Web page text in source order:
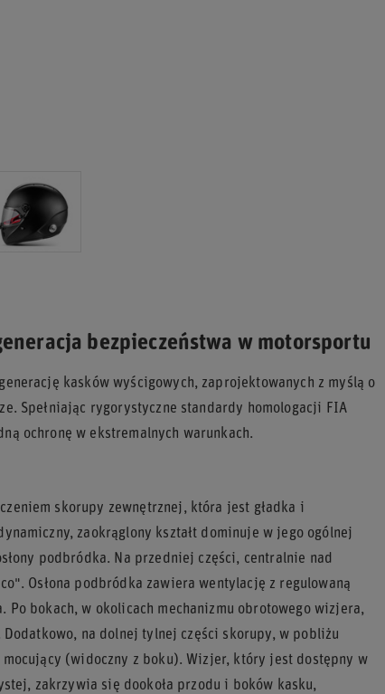
bezpieczeństwa w motorsportu
kasków wyścigowych, zaprojektowanych z myślą o
Spełniając rygorystyczne standardy homologacji FIA
ochronę w ekstremalnych warunkach.
skorupy zewnętrznej, która jest gładka i
zaokrąglony kształt dominuje w jego ogólnej
podbródka. Na przedniej części, centralnie nad
Osłona podbródka zawiera wentylację z regulowaną
bokach, w okolicach mechanizmu obrotowego wizjera,
na dolnej tylnej części skorupy, w pobliżu
(widoczny z boku). Wizjer, który jest dostępny w
zakrzywia się dookoła przodu i boków kasku,